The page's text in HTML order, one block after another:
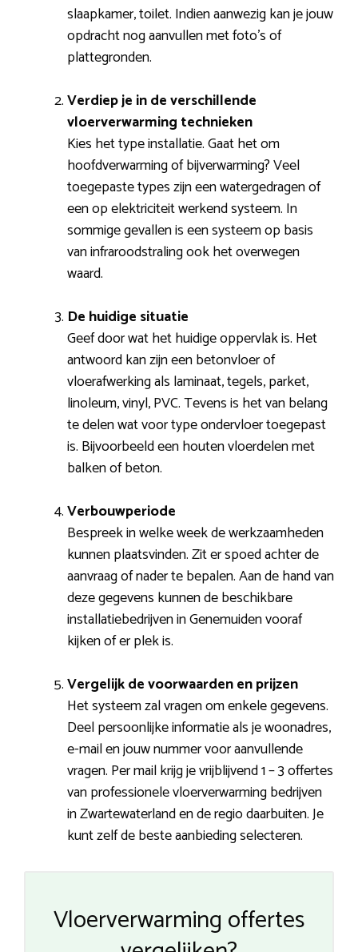
slaapkamer, toilet. Indien aanwezig kan je jouw
opdracht nog aanvullen met foto’s of
plattegronden.
Verdiep je in de verschillende
vloerverwarming technieken
Kies het type installatie. Gaat het om
hoofdverwarming of bijverwarming? Veel
toegepaste types zijn een watergedragen of
een op elektriciteit werkend systeem. In
sommige gevallen is een systeem op basis
van infraroodstraling ook het overwegen
waard.
De huidige situatie
Geef door wat het huidige oppervlak is. Het
antwoord kan zijn een betonvloer of
vloerafwerking als laminaat, tegels, parket,
linoleum, vinyl, PVC. Tevens is het van belang
te delen wat voor type ondervloer toegepast
is. Bijvoorbeeld een houten vloerdelen met
balken of beton.
Verbouwperiode
Bespreek in welke week de werkzaamheden
kunnen plaatsvinden. Zit er spoed achter de
aanvraag of nader te bepalen. Aan de hand van
deze gegevens kunnen de beschikbare
installatiebedrijven in Genemuiden vooraf
kijken of er plek is.
Vergelijk de voorwaarden en prijzen
Het systeem zal vragen om enkele gegevens.
Deel persoonlijke informatie als je woonadres,
e-mail en jouw nummer voor aanvullende
vragen. Per mail krijg je vrijblijvend 1 – 3 offertes
van professionele vloerverwarming bedrijven
in Zwartewaterland en de regio daarbuiten. Je
kunt zelf de beste aanbieding selecteren.
Vloerverwarming offertes